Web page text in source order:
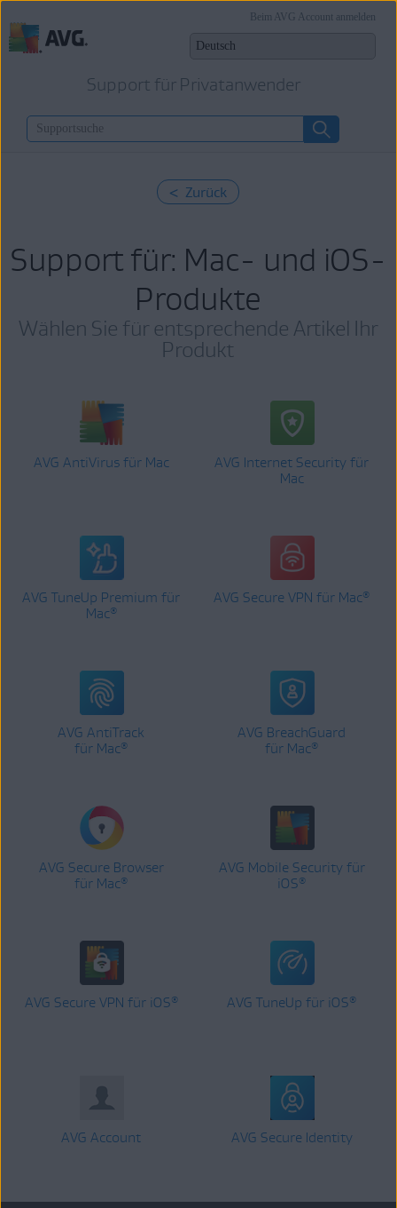
Support für Privatanwender
Beim AVG Account anmelden
< Zurück
Support für: Mac- und iOS-
Produkte
Wählen Sie für entsprechende Artikel Ihr
Produkt
AVG AntiVirus für Mac
AVG Internet Security für
Mac
AVG TuneUp Premium für
Mac®
AVG Secure VPN für Mac®
AVG AntiTrack
für Mac®
AVG BreachGuard
für Mac®
AVG Secure Browser
für Mac®
AVG Mobile Security für
iOS®
AVG Secure VPN für iOS® AVG TuneUp für iOS®
AVG Account AVG Secure Identity